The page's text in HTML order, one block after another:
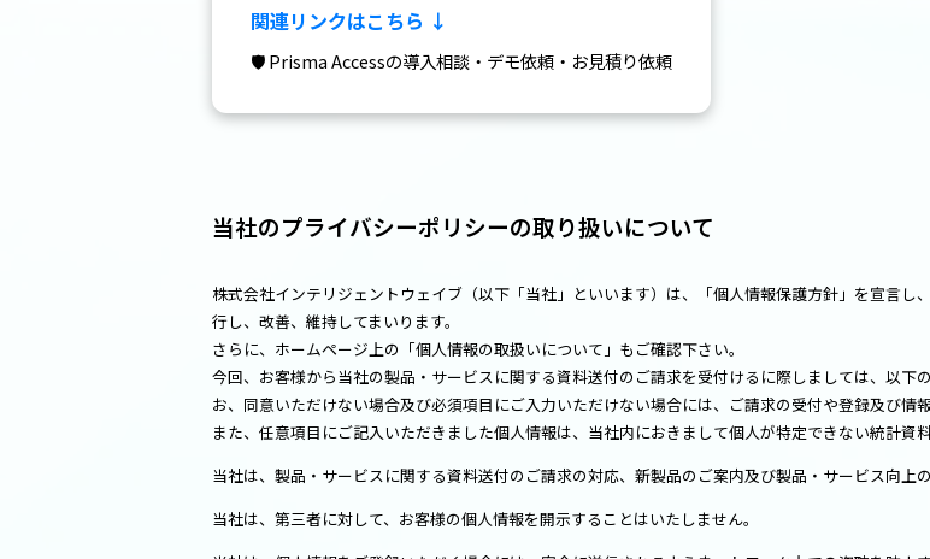
関連リンクはこちら ↓
🛡️ Prisma Accessの導入相談・デモ依頼・お見積り依頼
当社のプライバシーポリシーの取り扱いについて
株式会社インテリジェントウェイブ（以下「当社」といいます）は、「個人情報保護方針」を宣言
行し、改善、維持してまいります。
さらに、ホームページ上の「個人情報の取扱いについて」もご確認下さい。
今回、お客様から当社の製品・サービスに関する資料送付のご請求を受付けるに際しましては、以
お、同意いただけない場合及び必須項目にご入力いただけない場合には、ご請求の受付や登録及び情
また、任意項目にご記入いただきました個人情報は、当社内におきまして個人が特定できない統計資
当社は、製品・サービスに関する資料送付のご請求の対応、新製品のご案内及び製品・サービス向上
当社は、第三者に対して、お客様の個人情報を開示することはいたしません。